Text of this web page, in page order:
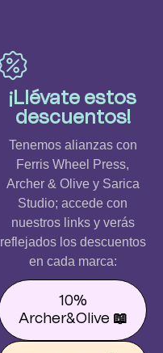
¡Llévate estos
descuentos!
Tenemos alianzas con
Ferris Wheel Press,
Archer & Olive y Sarica
Studio; accede con
nuestros links y verás
reflejados los descuentos
en cada marca:
10%
Archer&Olive 📖